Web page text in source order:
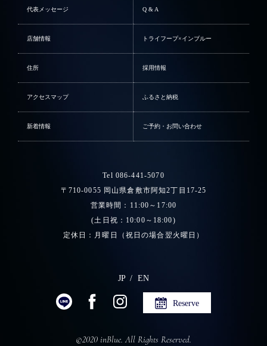
代表メッセージ Q & A
店舗情報 トライフープ×インブルー
住所 採用情報
アクセスマップ ふるさと納税
新着情報 ご予約・お問い合わせ
Tel 086-441-5070
〒710-0055 岡山県倉敷市阿知2丁目17-25
営業時間：11:00～17:00
(土日祝：10:00～18:00)
定休日：月曜日（祝日の場合翌火曜日）
JP EN
Reserve
©2020 inBlue. All Rights Reserved.